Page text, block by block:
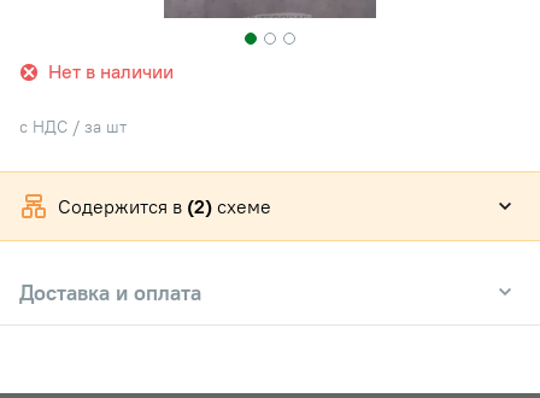
Нет в наличии
с НДС / за шт
Содержится в (2) схеме
Доставка и оплата